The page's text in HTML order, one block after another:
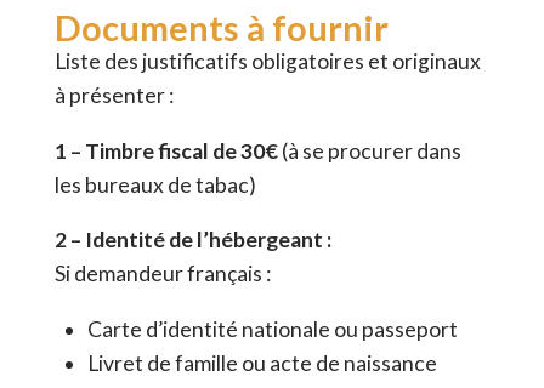
Documents à fournir
Liste des justificatifs obligatoires et originaux
à présenter :
1 – Timbre fiscal de 30€(à se procurer dans
les bureaux de tabac)
2 – Identité de l’hébergeant :
Si demandeur français :
Carte d’identité nationale ou passeport
Livret de famille ou acte de naissance